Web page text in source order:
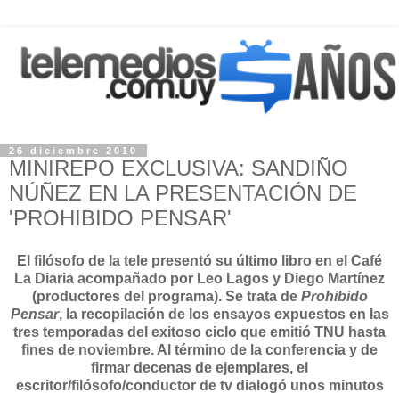
26 diciembre 2010
MINIREPO EXCLUSIVA: SANDIÑO
NÚÑEZ EN LA PRESENTACIÓN DE
'PROHIBIDO PENSAR'
El filósofo de la tele presentó su último libro en el Café
La Diaria acompañado por Leo Lagos y Diego Martínez
(productores del programa). Se trata de Prohibido
Pensar, la recopilación de los ensayos expuestos en las
tres temporadas del exitoso ciclo que emitió TNU hasta
fines de noviembre. Al término de la conferencia y de
firmar decenas de ejemplares, el
escritor/filósofo/conductor de tv dialogó unos minutos